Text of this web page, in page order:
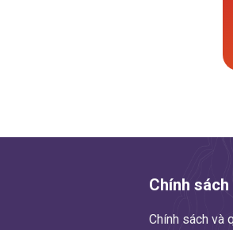
Chính
Chính sách và